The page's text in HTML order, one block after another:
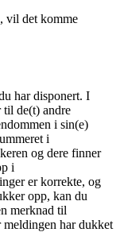
vil det komme
har disponert. I
til de(t) andre
i sin(e)
i
og dere finner
i
er korrekte, og
opp, kan du
merknad til
har dukket